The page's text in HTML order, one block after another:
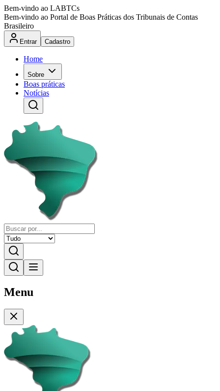
Bem-vindo ao LABTCs
Bem-vindo ao Portal de Boas Práticas dos Tribunais de Contas
Brasileiro
Entrar Cadastro
Home
Sobre
Boas práticas
Notícias
Menu